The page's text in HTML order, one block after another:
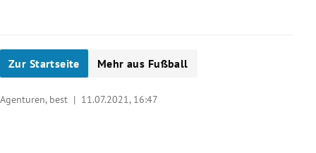
Zur Startseite Mehr aus Fußball
Agenturen, best | 11.07.2021, 16:47